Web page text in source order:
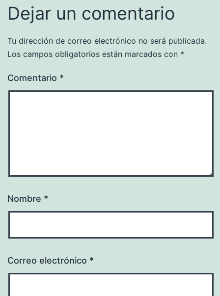
Dejar un comentario
Tu dirección de correo electrónico no será publicada.
Los campos obligatorios están marcados con *
Comentario *
Nombre *
Correo electrónico *